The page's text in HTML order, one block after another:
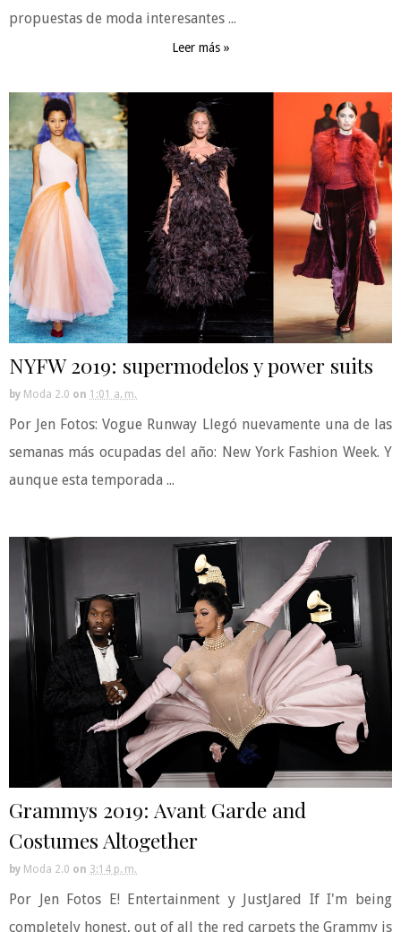
propuestas de moda interesantes ...
Leer más »
NYFW 2019: supermodelos y power suits
by Moda 2.0 on 1:01 a. m.
Por Jen Fotos: Vogue Runway Llegó nuevamente una de las
semanas más ocupadas del año: New York Fashion Week. Y
aunque esta temporada ...
Grammys 2019: Avant Garde and
Costumes Altogether
by Moda 2.0 on 3:14 p. m.
Por Jen Fotos E! Entertainment y JustJared If I'm being
completely honest, out of all the red carpets the Grammy is